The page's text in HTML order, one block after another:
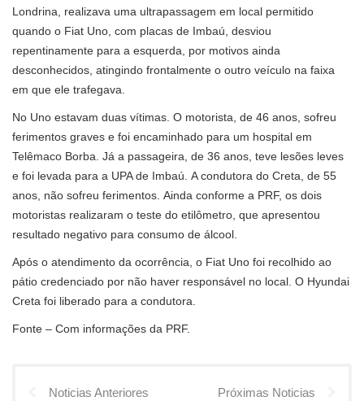
Londrina, realizava uma ultrapassagem em local permitido
quando o Fiat Uno, com placas de Imbaú, desviou
repentinamente para a esquerda, por motivos ainda
desconhecidos, atingindo frontalmente o outro veículo na faixa
em que ele trafegava.
No Uno estavam duas vítimas. O motorista, de 46 anos, sofreu
ferimentos graves e foi encaminhado para um hospital em
Telêmaco Borba. Já a passageira, de 36 anos, teve lesões leves
e foi levada para a UPA de Imbaú. A condutora do Creta, de 55
anos, não sofreu ferimentos. Ainda conforme a PRF, os dois
motoristas realizaram o teste do etilômetro, que apresentou
resultado negativo para consumo de álcool.
Após o atendimento da ocorrência, o Fiat Uno foi recolhido ao
pátio credenciado por não haver responsável no local. O Hyundai
Creta foi liberado para a condutora.
Fonte – Com informações da PRF.
Noticias Anteriores Próximas Noticias